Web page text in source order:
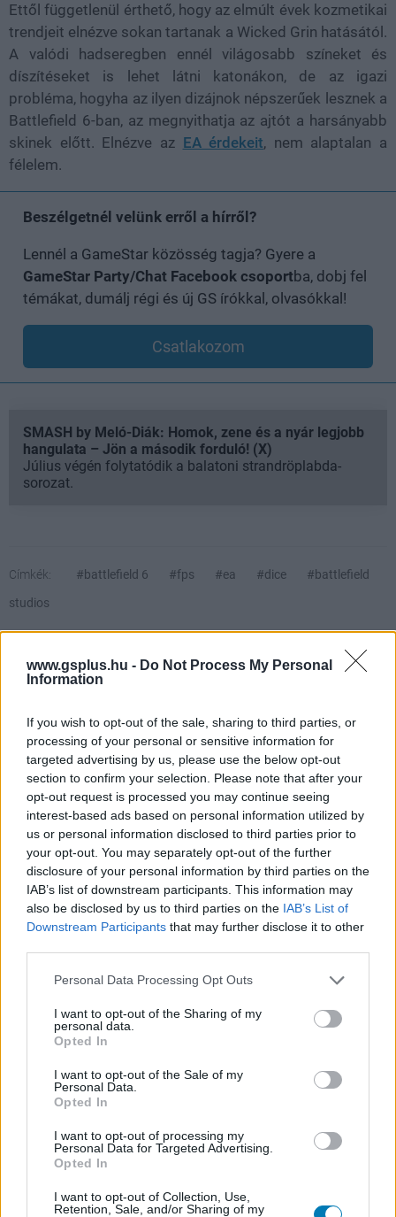
www.gsplus.hu - Do Not Process My Personal
Information
If you wish to opt-out of the sale, sharing to third parties, or
processing of your personal or sensitive information for
targeted advertising by us, please use the below opt-out
section to confirm your selection. Please note that after your
opt-out request is processed you may continue seeing
interest-based ads based on personal information utilized by
us or personal information disclosed to third parties prior to
your opt-out. You may separately opt-out of the further
disclosure of your personal information by third parties on the
IAB’s list of downstream participants. This information may
also be disclosed by us to third parties on the IAB’s List of
Downstream Participants that may further disclose it to other
Please note that this website/app uses one or more Google
not limited to your visit or usage behaviour. You may click to
grant or deny consent to Google and its third-party tags to
use your data for below specified purposes in below Google
consent section.
Personal Data Processing Opt Outs
I want to opt-out of the Sharing of my
personal data.
Opted In
I want to opt-out of the Sale of my
Personal Data.
Opted In
I want to opt-out of processing my
Personal Data for Targeted Advertising.
Opted In
I want to opt-out of Collection, Use,
Retention, Sale, and/or Sharing of my
Ettől függetlenül érthető, hogy az elmúlt évek kozmetikai
trendjeit elnézve sokan tartanak a Wicked Grin hatásától.
A valódi hadseregben ennél világosabb színeket és
díszítéseket is lehet látni katonákon, de az igazi
probléma, hogyha az ilyen dizájnok népszerűek lesznek a
Battlefield 6-ban, az megnyithatja az ajtót a harsányabb
skinek előtt. Elnézve az EA érdekeit, nem alaptalan a
félelem.
Beszélgetnél velünk erről a hírről?
Lennél a GameStar közösség tagja? Gyere a
GameStar Party/Chat Facebook csoportba, dobj fel
témákat, dumálj régi és új GS írókkal, olvasókkal!
Csatlakozom
SMASH by Meló-Diák: Homok, zene és a nyár legjobb
hangulata – Jön a második forduló! (X)
Július végén folytatódik a balatoni strandröplabda-
sorozat.
Címkék: #battlefield 6 #fps #ea #dice
#battlefield
studios
Tartalmas, látványos és szórakoztató élmény,
benne rengeteg potenciállal a Portalnak és a
várható kiegészítőknek köszönhetően.
Ami tetszett
nagyszerű atmoszféra
rengeteg kihívás és feloldható tartalom
Ami nem tetszett
felejthető kampány